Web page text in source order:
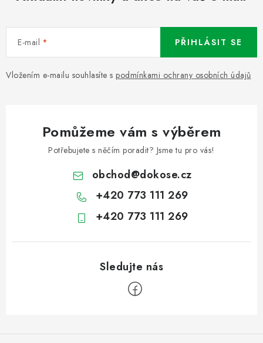
E-mail
Vložením e-mailu souhlasíte s podmínkami ochrany osobních údajů
PŘIHLÁSIT SE
Pomůžeme vám s výběrem
Potřebujete s něčím poradit? Jsme tu pro vás!
obchod@dokose.cz
+420 773 111 269
+420 773 111 269